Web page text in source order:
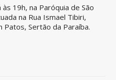
19h, na Paróquia de São
na Rua Ismael Tibiri,
Sertão da Paraíba.